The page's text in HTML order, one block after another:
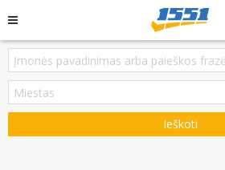
Ieškoti